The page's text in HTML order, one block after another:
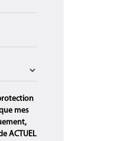
mes
ACTUEL